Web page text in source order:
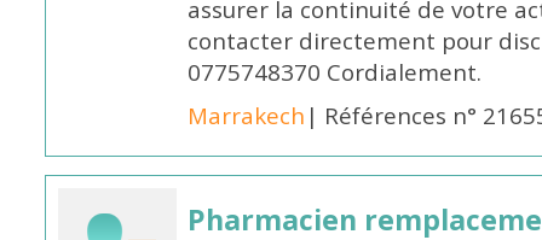
assurer la continuité de votre
contacter directement pour
0775748370 Cordialement.
Marrakech | Références n°
Pharmacien